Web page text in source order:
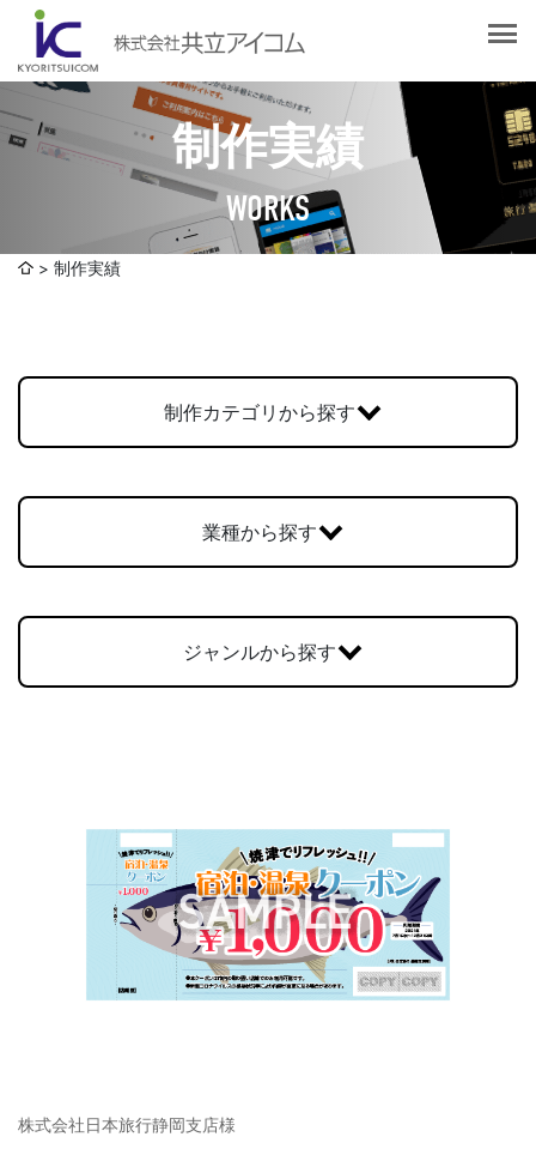
制作実績
WORKS
会社概要
社長挨拶
企業理念
認証取得
選ばれる理由
Web制作・ホームページ制作
社員ブログ
制作実績
制作カテゴリから探す
業種から探す
ジャンルから探す
株式会社日本旅行静岡支店様